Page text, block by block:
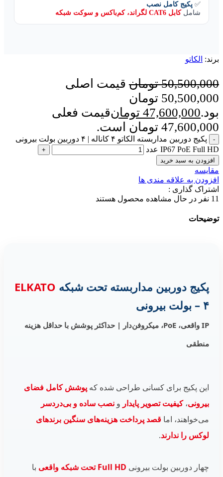
✅ پکیج کامل نصب
شاملکابل CAT6 لگراند، کم‌باکس و سوکت شبکه
برند: الکاتو
50,500,000 تومان قیمت اصلی
50,500,000 تومان
بود.47,600,000 تومانقیمت فعلی
47,600,000 تومان است.
پکیج دوربین مداربسته الکاتو ۴ کاناله | ۴ دوربین بولت بیرونی
IP67 PoE Full HD عدد
افزودن به سبد خرید
مقایسه
افزودن به علاقه مندی ها
اشتراک گذاری :
11 نفر در حال مشاهده محصول هستند
توضیحات
پکیج دوربین مداربسته تحت شبکه ELKATO
– ۴ بولت بیرونی
IP واقعی، PoE، میکروفن‌دار | حداکثر پوشش با حداقل هزینه
منطقی
این پکیج برای کسانی طراحی شده کهپوشش کامل فضای
بیرونی،کیفیت تصویر پایدار و نصب ساده و بی‌دردسر
می‌خواهند، اما قصد پرداخت هزینه‌های سنگین برندهای
لوکس را ندارند.
چهار دوربین بولت بیرونی Full HD تحت شبکه واقعی
با